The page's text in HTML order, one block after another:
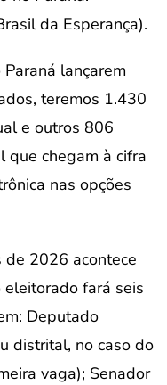
da Esperança).
lançarem
teremos 1.430
e outros 806
chegam à cifra
nas opções
de 2026 acontece
fará seis
Deputado
distrital, no caso do
vaga); Senador